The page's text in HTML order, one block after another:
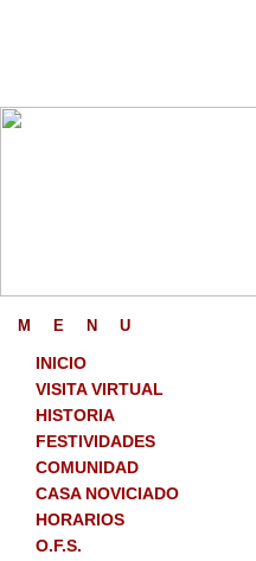
M E N U
INICIO
VISITA VIRTUAL
HISTORIA
FESTIVIDADES
COMUNIDAD
CASA NOVICIADO
HORARIOS
O.F.S.